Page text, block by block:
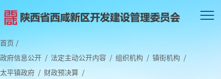
首页 /
政府信息公开 / 法定主动公开内容 / 组织机构 / 镇街机构 /
太平镇政府 / 财政预决算 /